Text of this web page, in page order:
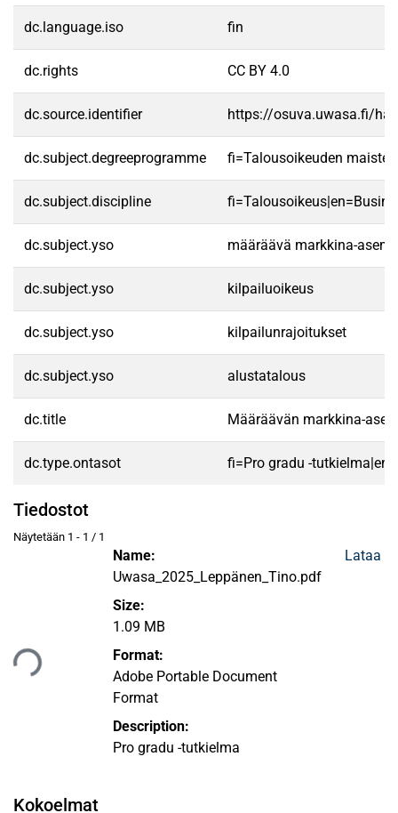
dc.language.iso fin
dc.rights CC BY 4.0
dc.source.identifier https://osuva.uwasa.fi/
dc.subject.degreeprogramme fi=Talousoikeuden
dc.subject.discipline
dc.subject.yso määräävä markkina-
dc.subject.yso kilpailuoikeus
dc.subject.yso kilpailunrajoitukset
dc.subject.yso alustatalous
dc.title Määräävän markkina-
dc.type.ontasot fi=Pro gradu -
Tiedostot
Näytetään 1 - 1 / 1
Name:
Uwasa_2025_Leppänen_Tino.pdf
Size:
1.09 MB
Format:
Adobe Portable Document
Format
Description:
Pro gradu -tutkielma
Lataa
Kokoelmat